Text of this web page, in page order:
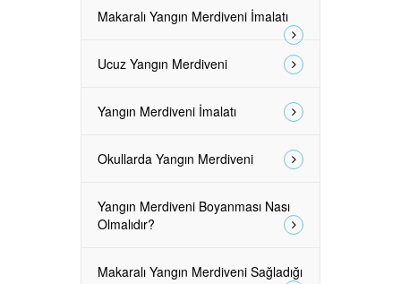
Makaralı Yangın Merdiveni İmalatı
Ucuz Yangın Merdiveni
Yangın Merdiveni İmalatı
Okullarda Yangın Merdiveni
Yangın Merdiveni Boyanması Nası
Olmalıdır?
Makaralı Yangın Merdiveni Sağladığı